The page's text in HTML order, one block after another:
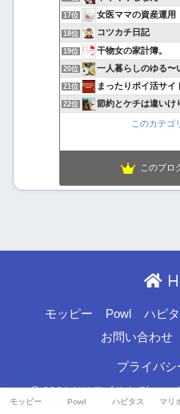
17位 女医ママの資産運用
18位 コツカチ日記
19位 干物女の家計簿。
20位 一人暮らしのゆる〜
21位 まったりポイ活サイ
22位 節約とケチは違いけ
このカテゴ
このブロ
モッピー Powl ハピ
お問い合わせ
プライバ
© 2026 ANAマイルとiPhone
モッピー Powl ハピタス マリ